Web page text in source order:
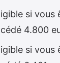
si
4.800
si